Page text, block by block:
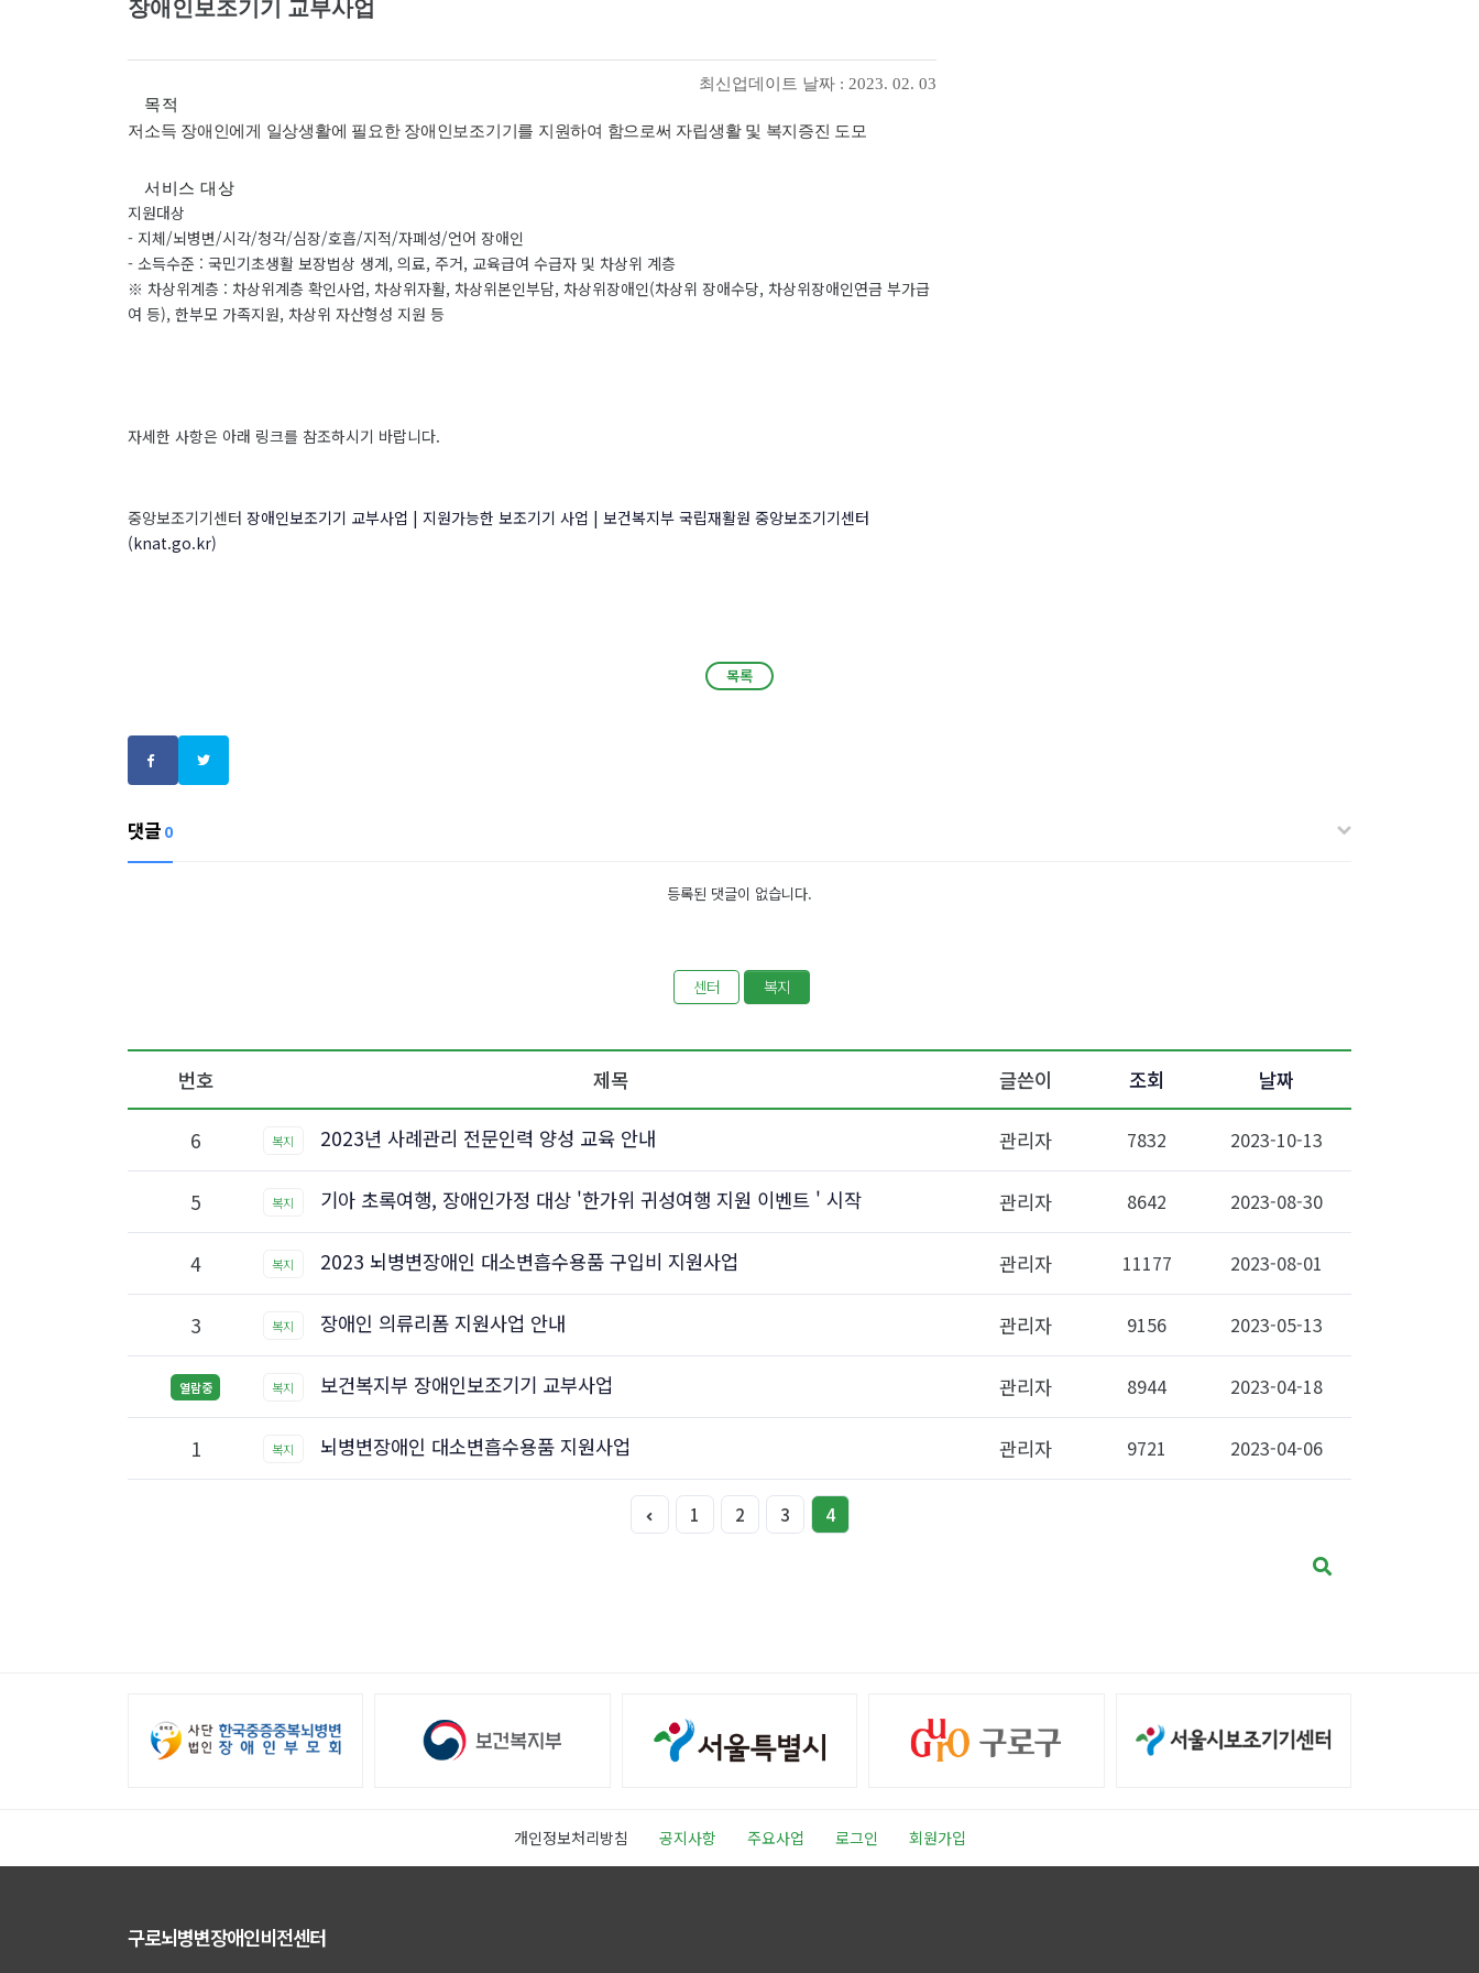
장애인보조기기 교부사업
최신업데이트 날짜 : 2023. 02. 03
목적
저소득 장애인에게 일상생활에 필요한 장애인보조기기를 지원하여 함으로써 자립생활 및 복지증진 도모
서비스 대상
지원대상
- 지체/뇌병변/시각/청각/심장/호흡/지적/자폐성/언어 장애인
- 소득수준 : 국민기초생활 보장법상 생계, 의료, 주거, 교육급여 수급자 및 차상위 계층
※ 차상위계층 : 차상위계층 확인사업, 차상위자활, 차상위본인부담, 차상위장애인(차상위 장애수당, 차상위장애인연금 부가급
여 등), 한부모 가족지원, 차상위 자산형성 지원 등
자세한 사항은 아래 링크를 참조하시기 바랍니다.
중앙보조기기센터 장애인보조기기 교부사업 | 지원가능한 보조기기 사업 | 보건복지부 국립재활원 중앙보조기기센터
(knat.go.kr)
목록
댓글 0
등록된 댓글이 없습니다.
센터 복지
번호 제목 글쓴이 조회 날짜
6 복지 2023년 사례관리 전문인력 양성 교육 안내 관리자 7832 2023-10-13
5 복지 기아 초록여행, 장애인가정 대상 '한가위 귀성여행 지원 이벤트 ' 시작 관리자 8642 2023-08-30
4 복지 2023 뇌병변장애인 대소변흡수용품 구입비 지원사업 관리자 11177 2023-08-01
3 복지 장애인 의류리폼 지원사업 안내 관리자 9156 2023-05-13
열람중 복지 보건복지부 장애인보조기기 교부사업 관리자 8944 2023-04-18
1 복지 뇌병변장애인 대소변흡수용품 지원사업 관리자 9721 2023-04-06
1 2 3 4
개인정보처리방침 공지사항 주요사업 로그인 회원가입
구로뇌병변장애인비전센터